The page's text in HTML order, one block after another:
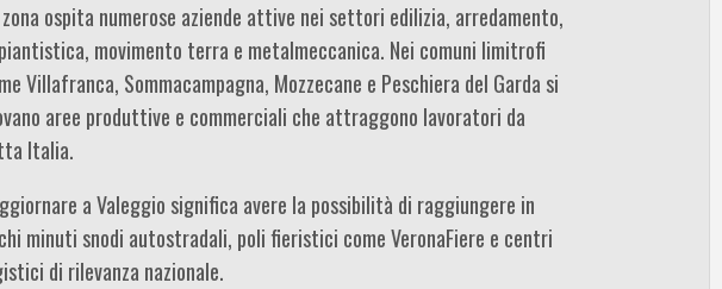
ospita numerose aziende attive nei settori edilizia, arredamento,
movimento terra e metalmeccanica. Nei comuni limitrofi
Villafranca, Sommacampagna, Mozzecane e Peschiera del Garda si
aree produttive e commerciali che attraggono lavoratori da
Italia.
a Valeggio significa avere la possibilità di raggiungere in
minuti snodi autostradali, poli fieristici come VeronaFiere e centri
di rilevanza nazionale.